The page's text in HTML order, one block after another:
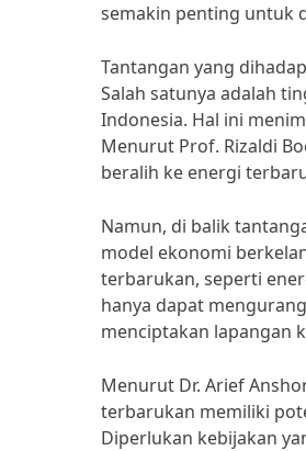
semakin penting untuk
Tantangan yang
Salah satunya adalah
Indonesia. Hal ini
Menurut Prof. Rizaldi
beralih ke energi
Namun, di balik
model ekonomi
terbarukan, seperti
hanya dapat
menciptakan lapangan
Menurut Dr. Arief
terbarukan memiliki
Diperlukan kebijakan